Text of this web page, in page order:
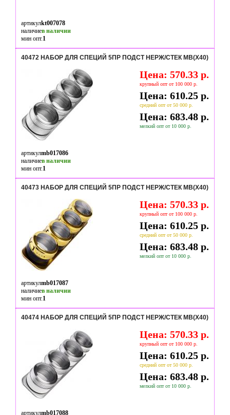
артикулkt007078
наличиев наличии
мин опт.1
40472 НАБОР ДЛЯ СПЕЦИЙ 5ПР ПОДСТ НЕРЖ/СТЕК MB(Х40)
Цена: 570.33 р.
крупный опт от 100 000 р.
Цена: 610.25 р.
средний опт от 50 000 р.
Цена: 683.48 р.
мелкий опт от 10 000 р.
артикулmb017086
наличиев наличии
мин опт.1
40473 НАБОР ДЛЯ СПЕЦИЙ 5ПР ПОДСТ НЕРЖ/СТЕК MB(Х40)
Цена: 570.33 р.
крупный опт от 100 000 р.
Цена: 610.25 р.
средний опт от 50 000 р.
Цена: 683.48 р.
мелкий опт от 10 000 р.
артикулmb017087
наличиев наличии
мин опт.1
40474 НАБОР ДЛЯ СПЕЦИЙ 5ПР ПОДСТ НЕРЖ/СТЕК MB(Х40)
Цена: 570.33 р.
крупный опт от 100 000 р.
Цена: 610.25 р.
средний опт от 50 000 р.
Цена: 683.48 р.
мелкий опт от 10 000 р.
артикулmb017088